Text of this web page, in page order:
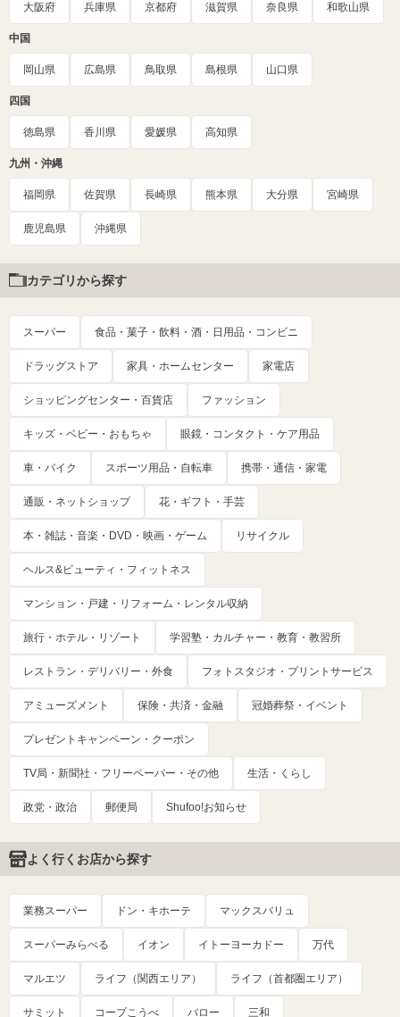
大阪府 兵庫県 京都府 滋賀県 奈良県 和歌山県
中国
岡山県 広島県 鳥取県 島根県 山口県
四国
徳島県 香川県 愛媛県 高知県
九州・沖縄
福岡県 佐賀県 長崎県 熊本県 大分県 宮崎県
鹿児島県 沖縄県
カテゴリから探す
スーパー 食品・菓子・飲料・酒・日用品・コンビニ
ドラッグストア 家具・ホームセンター 家電店
ショッピングセンター・百貨店 ファッション
キッズ・ベビー・おもちゃ 眼鏡・コンタクト・ケア用品
車・バイク スポーツ用品・自転車 携帯・通信・家電
通販・ネットショップ 花・ギフト・手芸
本・雑誌・音楽・DVD・映画・ゲーム リサイクル
ヘルス&ビューティ・フィットネス
マンション・戸建・リフォーム・レンタル収納
旅行・ホテル・リゾート 学習塾・カルチャー・教育・教習所
レストラン・デリバリー・外食 フォトスタジオ・プリントサービス
アミューズメント 保険・共済・金融 冠婚葬祭・イベント
プレゼントキャンペーン・クーポン
TV局・新聞社・フリーペーパー・その他 生活・くらし
政党・政治 郵便局 Shufoo!お知らせ
よく行くお店から探す
業務スーパー ドン・キホーテ マックスバリュ
スーパーみらべる イオン イトーヨーカドー 万代
マルエツ ライフ（関西エリア） ライフ（首都圏エリア）
サミット コープこうべ バロー 三和